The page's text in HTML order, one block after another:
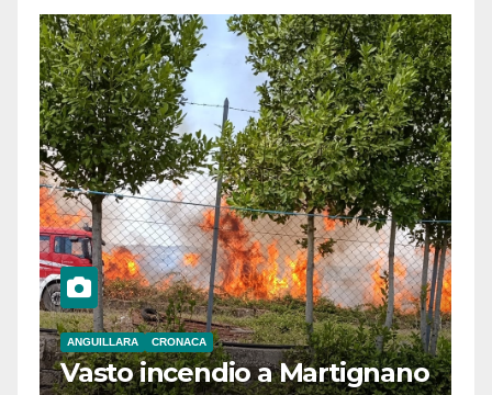
ANGUILLARA CRONACA
Vasto incendio a Martignano